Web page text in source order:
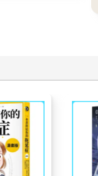
口澳洲煤礦，少
自己不是也有產
。身為全球前幾大
支票，信誓旦旦
歷史最高值，達
），二○六○年碳
可不能變成芭樂